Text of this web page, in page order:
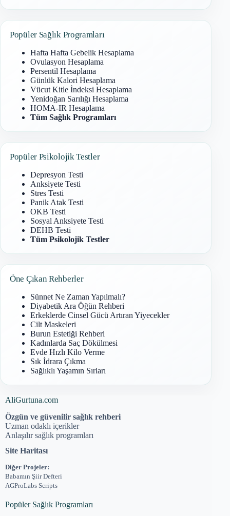
Popüler Sağlık Programları
Hafta Hafta Gebelik Hesaplama
Ovulasyon Hesaplama
Persentil Hesaplama
Günlük Kalori Hesaplama
Vücut Kitle İndeksi Hesaplama
Yenidoğan Sarılığı Hesaplama
HOMA-IR Hesaplama
Tüm Sağlık Programları
Popüler Psikolojik Testler
Depresyon Testi
Anksiyete Testi
Stres Testi
Panik Atak Testi
OKB Testi
Sosyal Anksiyete Testi
DEHB Testi
Tüm Psikolojik Testler
Öne Çıkan Rehberler
Sünnet Ne Zaman Yapılmalı?
Diyabetik Ara Öğün Rehberi
Erkeklerde Cinsel Gücü Artıran Yiyecekler
Cilt Maskeleri
Burun Estetiği Rehberi
Kadınlarda Saç Dökülmesi
Evde Hızlı Kilo Verme
Sık İdrara Çıkma
Sağlıklı Yaşamın Sırları
AliGurtuna.com
Özgün ve güvenilir sağlık rehberi
Uzman odaklı içerikler
Anlaşılır sağlık programları
Site Haritası
Diğer Projeler:
Babamın Şiir Defteri
AGProLabs Scripts
Popüler Sağlık Programları